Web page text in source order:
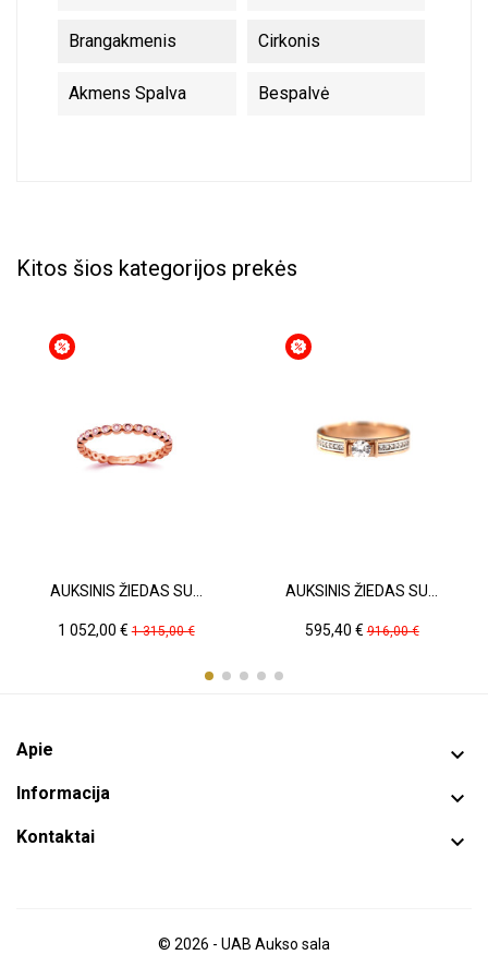
Brangakmenis Cirkonis
Akmens Spalva Bespalvė
Kitos šios kategorijos prekės
AUKSINIS ŽIEDAS SU...
Kaina
1 052,00 €Pradinė
1 315,00 €
AUKSINIS ŽIEDAS SU...
Kaina
595,40 €Pradinė
916,00 €
Apie 
Informacija 
Kontaktai 
© 2026 - UAB Aukso sala